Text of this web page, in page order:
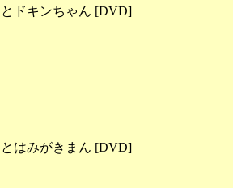
ドキンちゃん [DVD]
はみがきまん [DVD]